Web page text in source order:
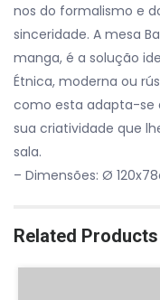
nos do formalismo e
sinceridade. A mesa
manga, é a solução
Étnica, moderna ou
como esta adapta-se
sua criatividade que
sala.
– Dimensões: Ø
Related Products